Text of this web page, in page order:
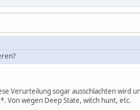
Verurteilung sogar ausschlachten wird
Von wegen Deep State, witch hunt, etc.